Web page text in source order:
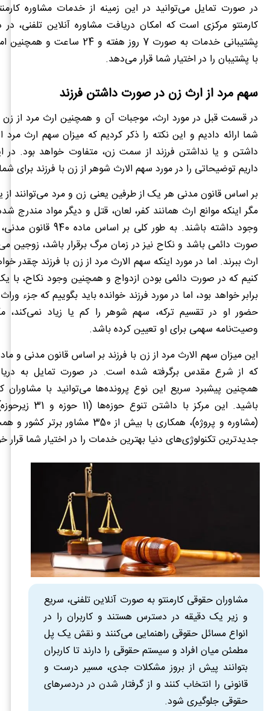
در صورت تمایل می‌توانید در این زمینه از خدمات مشاوره
کارمنتو مرکزی است که امکان دریافت مشاوره آنلاین تلفنی،
پشتیبانی خدمات به صورت 7 روز هفته و
با پشتیبان را در اختیار شما قرار می‌دهد.
سهم مرد از ارث زن در صورت داشتن فرزند
در قسمت قبل در مورد ارث، موجبات آن و همچنین ارث مرد از
شما ارائه دادیم و این نکته را ذکر کردیم که میزان سهم ارث مرد
داشتن و یا نداشتن فرزند از سمت زن، متفاوت خواهد بود.
داریم توضیحاتی را در مورد سهم الارث شوهر از زن با فرزند برای
بر اساس قانون مدنی هر یک از طرفین یعنی زن و مرد می‌توانند از
مگر اینکه موانع ارث همانند کفر، لعان، قتل و دیگر مواد مندرج
وجود داشته باشند. به طور کلی بر
صورت دائمی باشد و نکاح نیز در زمان مرگ برقرار باشد، زوجین
ارث ببرند‌. اما در مورد اینکه سهم الارث مرد از زن با فرزند چقدر
کنیم که در صورت دائمی بودن ازدواج و همچنین وجود نکاح، با
برابر خواهد بود، اما در مورد فرزند خوانده باید بگوییم که جزء
حضور او در تقسیم ترکه، سهم شوهر را کم یا زیاد نمی‌کند،
وصیت‌نامه سهمی برای او تعیین کرده باشد.
که از شرع مقدس برگرفته شده است. در صورت تمایل به
همچنین پیشبرد سریع این نوع پرونده‌ها می‌توانید با مشاوران
باشید. این مرکز با
(مشاوره و پروژه)، همکاری با بیش از 350
جدیدترین تکنولوژی‌های دنیا بهترین خدمات را در اختیار شما قرار
مشاوران حقوقی کارمنتو به صورت آنلاین تلفنی، سریع
و زیر یک دقیقه در دسترس هستند و کاربران را در
انواع مسائل حقوقی راهنمایی می‌کنند و نقش یک پل
مطمئن میان افراد و سیستم حقوقی را دارند تا کاربران
بتوانند پیش از بروز مشکلات جدی، مسیر درست و
قانونی را انتخاب کنند و از گرفتار شدن در دردسرهای
حقوقی جلوگیری شود.